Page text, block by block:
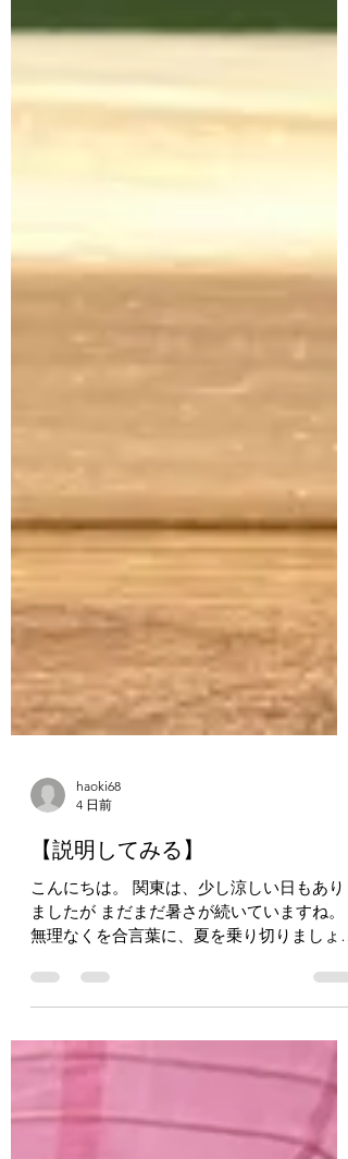
4 日前
【説明してみる】
こんにちは。 関東は、少し涼しい日もあり
う。 今回は 【説明してみる】 についてお話
したいと思います。 以前お話した「相手に
伝えるために」と 近いかもしれません。
「伝える」「説明する」の違いが気になる人
は お時間ある時に、ぜひ調べてみてくださ